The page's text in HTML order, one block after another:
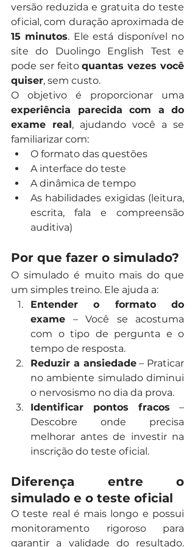
versão reduzida e gratuita do teste
15 minutos. Ele está disponível no
site do Duolingo English Test e
pode ser feito quantas vezes você
quiser, sem custo.
experiência parecida com a do
exame real, ajudando você a se
familiarizar com:
O formato das questões
A interface do teste
A dinâmica de tempo
As habilidades exigidas (leitura,
escrita, fala e compreensão
auditiva)
Por que fazer o simulado?
O simulado é muito mais do que
um simples treino. Ele ajuda a:
Entender o formato do
exame – Você se acostuma
com o tipo de pergunta e o
tempo de resposta.
Reduzir a ansiedade – Praticar
no ambiente simulado diminui
o nervosismo no dia da prova.
Identificar pontos fracos –
Descobre onde precisa
melhorar antes de investir na
inscrição do teste oficial.
Diferença entre o
simulado e o teste oficial
O teste real é mais longo e possui
monitoramento rigoroso para
garantir a validade do resultado.